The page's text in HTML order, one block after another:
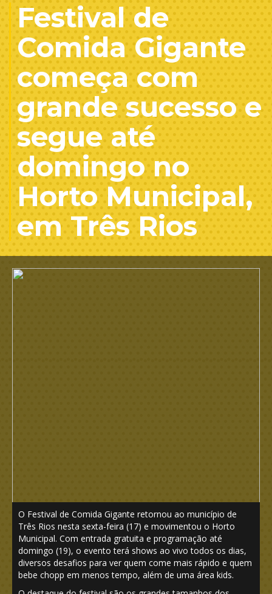
Festival de
Comida Gigante
começa com
grande sucesso e
segue até
domingo no
Horto Municipal,
em Três Rios
O Festival de Comida Gigante retornou ao município de
Três Rios nesta sexta-feira (17) e movimentou o Horto
Municipal. Com entrada gratuita e programação até
domingo (19), o evento terá shows ao vivo todos os dias,
diversos desafios para ver quem come mais rápido e quem
bebe chopp em menos tempo, além de uma área kids.